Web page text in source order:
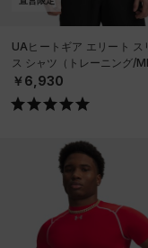
UAヒートギア エリート ス
ス シャツ（トレーニング/
￥6,930